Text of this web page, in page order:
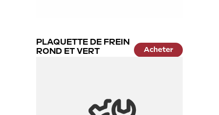
PLAQUETTE DE FREIN
ROND ET VERT
Acheter